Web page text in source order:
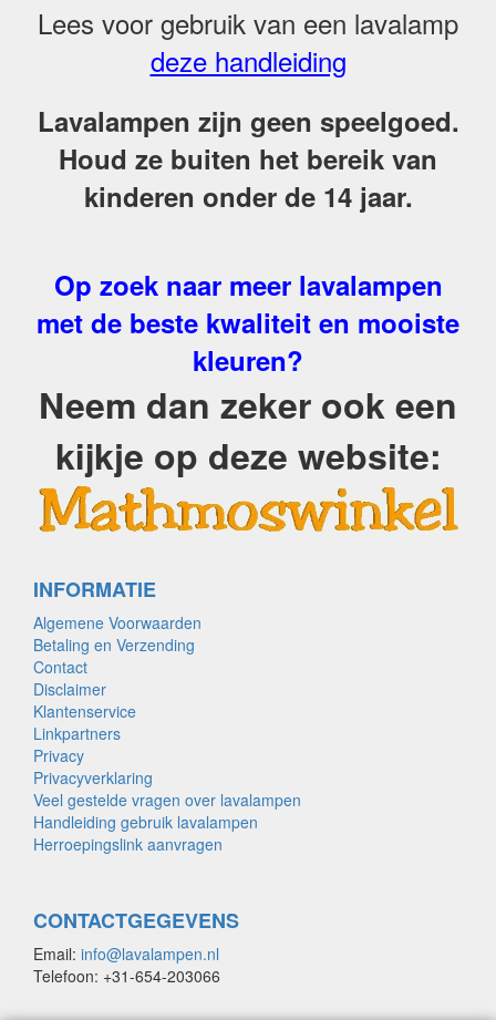
Lees voor gebruik van een lavalamp
deze handleiding
Lavalampen zijn geen speelgoed.
Houd ze buiten het bereik van
kinderen onder de 14 jaar.
Op zoek naar meer lavalampen
met de beste kwaliteit en mooiste
kleuren?
Neem dan zeker ook een
kijkje op deze website:
INFORMATIE
Algemene Voorwaarden
Betaling en Verzending
Contact
Disclaimer
Klantenservice
Linkpartners
Privacy
Privacyverklaring
Veel gestelde vragen over lavalampen
Handleiding gebruik lavalampen
Herroepingslink aanvragen
CONTACTGEGEVENS
Email: info@lavalampen.nl
Telefoon: +31-654-203066